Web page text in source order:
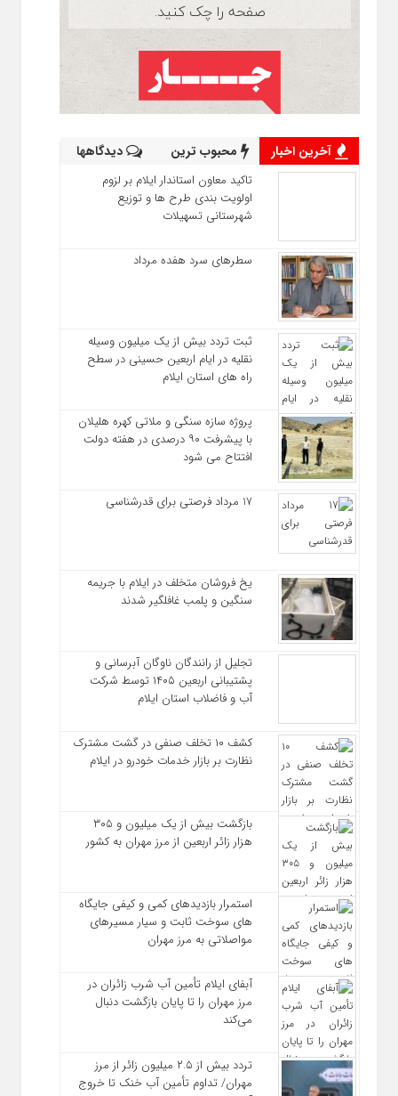
آخرین اخبار محبوب ترین دیدگاهها
تاکید معاون استاندار ایلام بر لزوم
اولویت‌ بندی طرح‌ ها و توزیع
شهرستانی تسهیلات
سطرهای سرد هفده مرداد
ثبت تردد بیش از یک میلیون وسیله
نقلیه در ایام اربعین حسینی در سطح
راه‌ های استان ایلام
پروژه سازه سنگی و ملاتی کهره هلیلان
با پیشرفت ۹۰ درصدی در هفته دولت
افتتاح می شود
17 مرداد فرصتی برای قدرشناسی
یخ‌ فروشان متخلف در ایلام با جریمه
سنگین و پلمب غافلگیر شدند
تجلیل از رانندگان ناوگان آبرسانی و
پشتیبانی اربعین ۱۴۰۵ توسط شرکت
آب و فاضلاب استان ایلام
کشف ۱۰ تخلف صنفی در گشت مشترک
نظارت بر بازار خدمات خودرو در ایلام
بازگشت بیش از یک میلیون و ۳۰۵
هزار زائر اربعین از مرز مهران به کشور
استمرار بازدیدهای کمی و کیفی جایگاه‌
های سوخت ثابت و سیار مسیرهای
مواصلاتی به مرز مهران
آبفای ایلام تأمین آب شرب زائران در
مرز مهران را تا پایان بازگشت دنبال
می‌کند
تردد بیش از ۲.۵ میلیون زائر از مرز
مهران/ تداوم تأمین آب خنک تا خروج